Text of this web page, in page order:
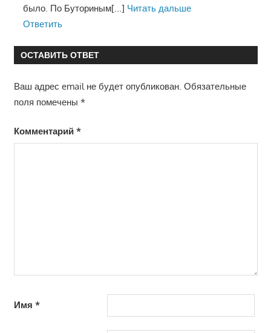
было. По Буториным[...] Читать дальше
Ответить
ОСТАВИТЬ ОТВЕТ
Ваш адрес email не будет опубликован. Обязательные
поля помечены *
Комментарий *
Имя *